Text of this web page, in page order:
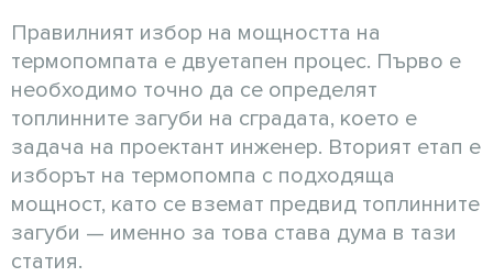
Правилният избор на мощността на
термопомпата е двуетапен процес. Първо е
необходимо точно да се определят
топлинните загуби на сградата, което е
задача на проектант инженер. Вторият етап е
изборът на термопомпа с подходяща
мощност, като се вземат предвид топлинните
загуби — именно за това става дума в тази
статия.